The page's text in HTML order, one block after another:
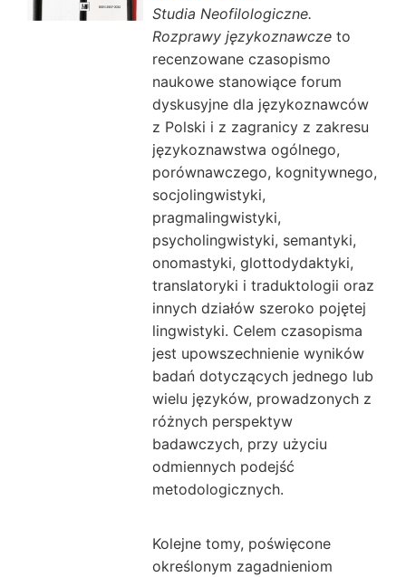
Studia Neofilologiczne.
Rozprawy językoznawcze to
recenzowane czasopismo
naukowe stanowiące forum
dyskusyjne dla językoznawców
z Polski i z zagranicy z zakresu
językoznawstwa ogólnego,
porównawczego, kognitywnego,
socjolingwistyki,
pragmalingwistyki,
psycholingwistyki, semantyki,
onomastyki, glottodydaktyki,
translatoryki i traduktologii oraz
innych działów szeroko pojętej
lingwistyki. Celem czasopisma
jest upowszechnienie wyników
badań dotyczących jednego lub
wielu języków, prowadzonych z
różnych perspektyw
badawczych, przy użyciu
odmiennych podejść
metodologicznych.
Kolejne tomy, poświęcone
określonym zagadnieniom